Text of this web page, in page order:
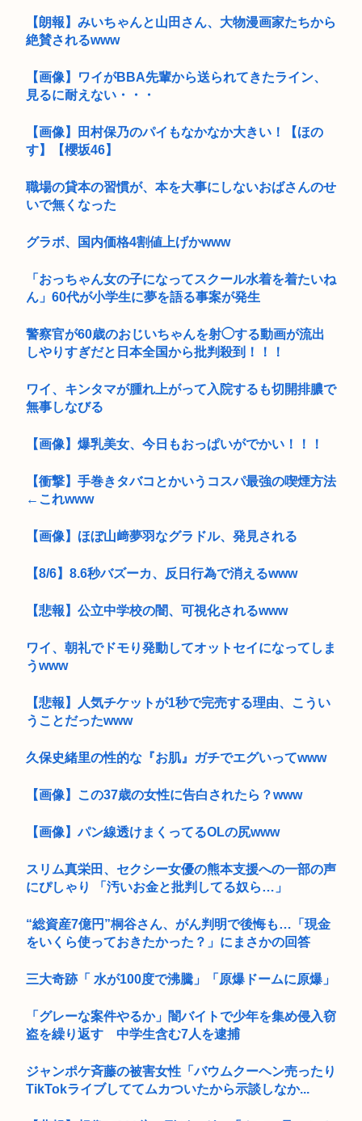
【朗報】みいちゃんと山田さん、大物漫画家たちから
絶賛されるwww
【画像】ワイがBBA先輩から送られてきたライン、
見るに耐えない・・・
【画像】田村保乃のパイもなかなか大きい！【ほの
す】【櫻坂46】
職場の貸本の習慣が、本を大事にしないおばさんのせ
いで無くなった
グラボ、国内価格4割値上げかwww
「おっちゃん女の子になってスクール水着を着たいね
ん」60代が小学生に夢を語る事案が発生
警察官が60歳のおじいちゃんを射◯する動画が流出
しやりすぎだと日本全国から批判殺到！！！
ワイ、キンタマが腫れ上がって入院するも切開排膿で
無事しなびる
【画像】爆乳美女、今日もおっぱいがでかい！！！
【衝撃】手巻きタバコとかいうコスパ最強の喫煙方法
←これwww
【画像】ほぼ山﨑夢羽なグラドル、発見される
【8/6】8.6秒バズーカ、反日行為で消えるwww
【悲報】公立中学校の闇、可視化されるwww
ワイ、朝礼でドモり発動してオットセイになってしま
うwww
【悲報】人気チケットが1秒で完売する理由、こうい
うことだったwww
久保史緒里の性的な『お肌』ガチでエグいってwww
【画像】この37歳の女性に告白されたら？www
【画像】パン線透けまくってるOLの尻www
スリム真栄田、セクシー女優の熊本支援への一部の声
にぴしゃり 「汚いお金と批判してる奴ら…」
“総資産7億円”桐谷さん、がん判明で後悔も…「現金
をいくら使っておきたかった？」にまさかの回答
三大奇跡「 水が100度で沸騰」「原爆ドームに原爆」
「グレーな案件やるか」闇バイトで少年を集め侵入窃
盗を繰り返す 中学生含む7人を逮捕
ジャンポケ斉藤の被害女性「バウムクーヘン売ったり
TikTokライブしててムカついたから示談しなか...